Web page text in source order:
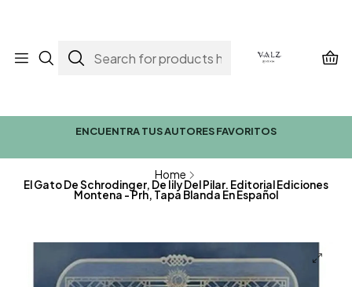
ENCUENTRA TUS AUTORES FAVORITOS
Home
El Gato De Schrodinger, De Iily Del Pilar. Editorial Ediciones
Montena - Prh, Tapa Blanda En Español